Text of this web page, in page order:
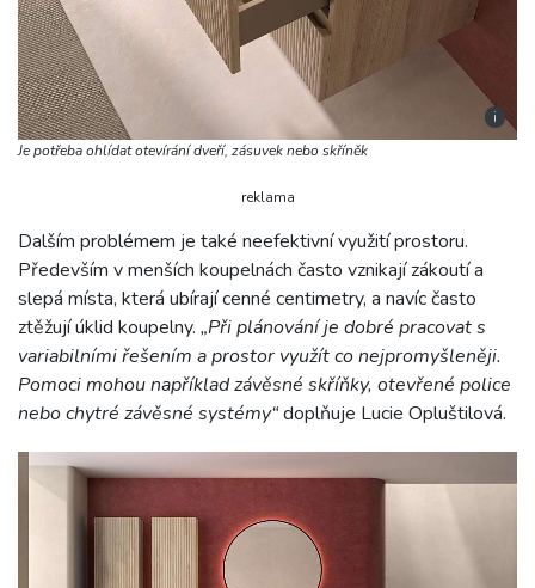
i
Je potřeba ohlídat otevírání dveří, zásuvek nebo skříněk
reklama
Dalším problémem je také neefektivní využití prostoru.
Především v menších koupelnách často vznikají zákoutí a
slepá místa, která ubírají cenné centimetry, a navíc často
ztěžují úklid koupelny. „Při plánování je dobré pracovat s
variabilními řešením a prostor využít co nejpromyšleněji.
Pomoci mohou například závěsné skříňky, otevřené police
nebo chytré závěsné systémy“doplňuje Lucie Opluštilová.